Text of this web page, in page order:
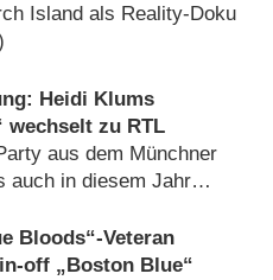
des Entertainer-Duos
Island als Reality-Doku
Heidi Klums
wechselt zu RTL
aus dem Münchner
auch in diesem Jahr
Bloods“-Veteran
off „Boston Blue“